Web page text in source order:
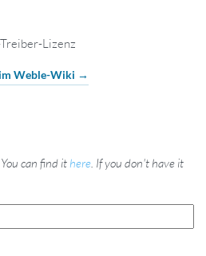
Lizenz
Weble-Wiki →
can find it here . If you don't have it